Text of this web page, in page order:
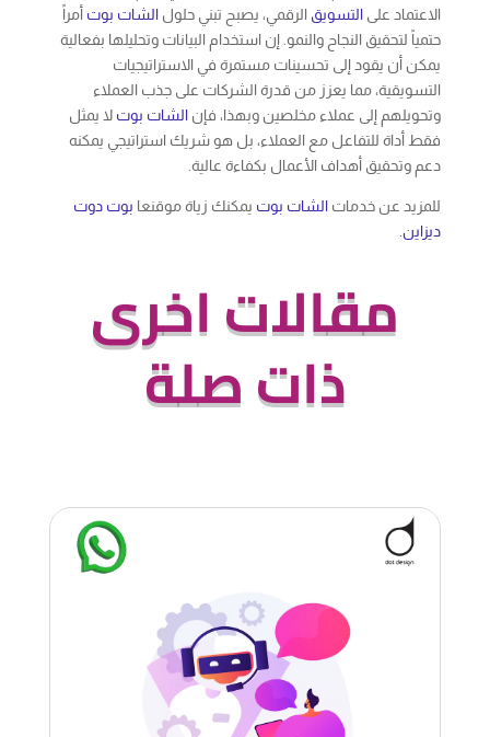
الاعتماد على التسويق الرقمي، يصبح تبني حلول الشات بوت أمراً
حتمياً لتحقيق النجاح والنمو. إن استخدام البيانات وتحليلها بفعالية
يمكن أن يقود إلى تحسينات مستمرة في الاستراتيجيات
التسويقية، مما يعزز من قدرة الشركات على جذب العملاء
وتحويلهم إلى عملاء مخلصين وبهذا، فإن الشات بوت لا يمثل
فقط أداة للتفاعل مع العملاء، بل هو شريك استراتيجي يمكنه
دعم وتحقيق أهداف الأعمال بكفاءة عالية.
للمزيد عن خدمات الشات بوت يمكنك زياة موقنعا بوت دوت
ديزاين.
مقالات اخرى
ذات صلة